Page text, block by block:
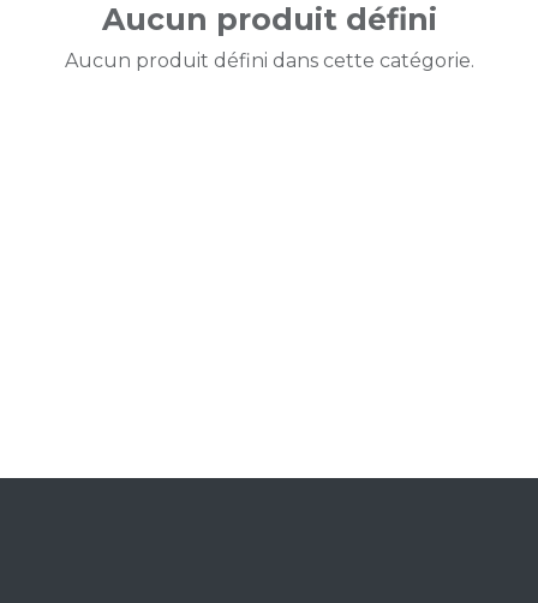
Aucun produit défini
Aucun produit défini dans cette catégorie.